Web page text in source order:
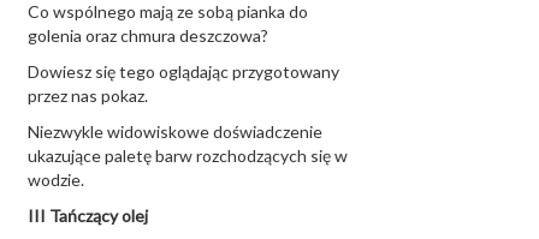
Co wspólnego mają ze sobą pianka do
golenia oraz chmura deszczowa?
Dowiesz się tego oglądając przygotowany
przez nas pokaz.
Niezwykle widowiskowe doświadczenie
ukazujące paletę barw rozchodzących się w
wodzie.
III Tańczący olej